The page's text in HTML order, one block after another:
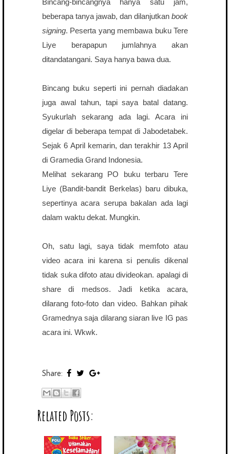
Bincang-bincangnya hanya satu jam,
beberapa tanya jawab, dan dilanjutkan book
signing. Peserta yang membawa buku Tere
Liye berapapun jumlahnya akan
ditandatangani. Saya hanya bawa dua.
Bincang buku seperti ini pernah diadakan
juga awal tahun, tapi saya batal datang.
Syukurlah sekarang ada lagi. Acara ini
digelar di beberapa tempat di Jabodetabek.
Sejak 6 April kemarin, dan terakhir 13 April
di Gramedia Grand Indonesia.
Melihat sekarang PO buku terbaru Tere
Liye (Bandit-bandit Berkelas) baru dibuka,
sepertinya acara serupa bakalan ada lagi
dalam waktu dekat. Mungkin.
Oh, satu lagi, saya tidak memfoto atau
video acara ini karena si penulis dikenal
tidak suka difoto atau divideokan. apalagi di
share di medsos. Jadi ketika acara,
dilarang foto-foto dan video. Bahkan pihak
Gramednya saja dilarang siaran live IG pas
acara ini. Wkwk.
Share:
Related Posts: